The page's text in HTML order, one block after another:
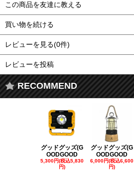
この商品を友達に教える
買い物を続ける
レビューを見る(0件)
レビューを投稿
RECOMMEND
グッドグッズ(G
OODGOOD
5,300円(税込5,830
円)
グッドグッズ(G
OODGOOD
6,000円(税込6,600
円)